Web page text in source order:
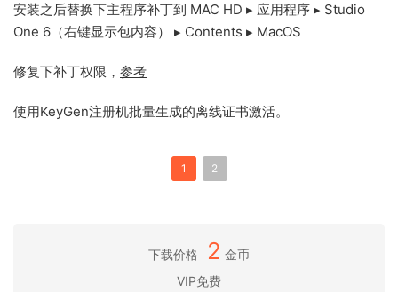
安装之后替换下主程序补丁到 MAC HD⁩ ▸ ⁨应用程序⁩ ▸ ⁨Studio
One 6（右键显示包内容）⁩ ▸ ⁨Contents⁩ ▸ ⁨MacOS⁩
修复下补丁权限， 参考
使用KeyGen注册机批量生成的离线证书激活。
1 2
下载价格 2 金币
VIP免费